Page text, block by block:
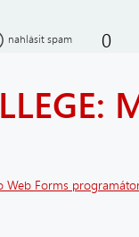
nahlásit spam 0
Web Forms